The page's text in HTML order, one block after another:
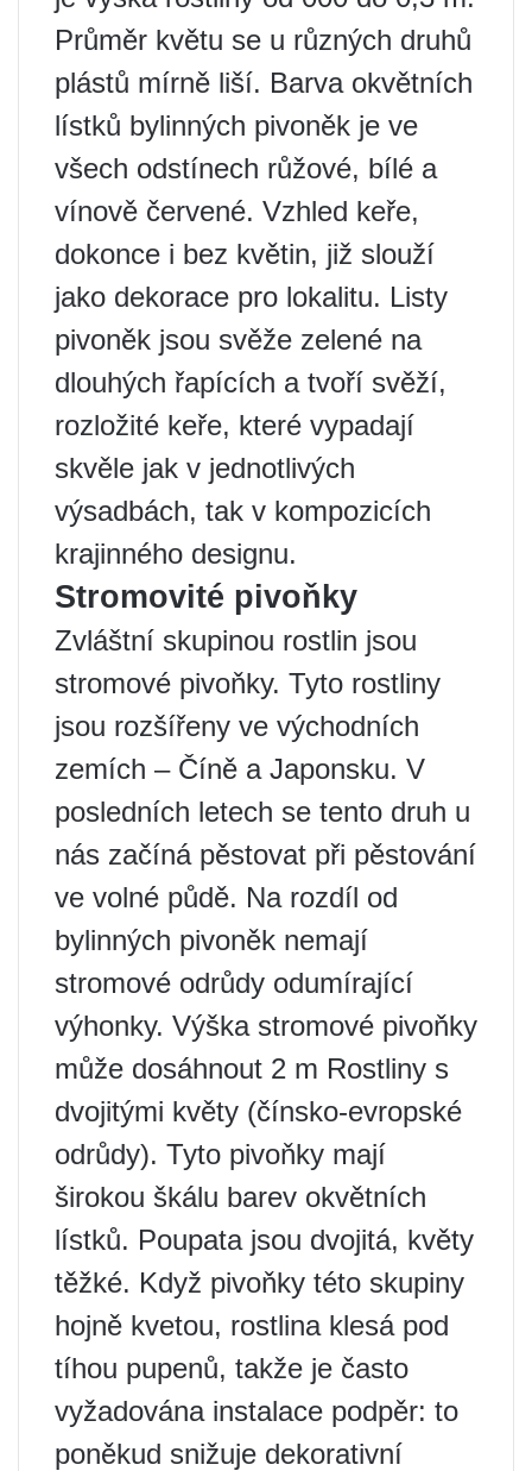
Průměr květu se u různých druhů
plástů mírně liší. Barva okvětních
lístků bylinných pivoněk je ve
všech odstínech růžové, bílé a
vínově červené. Vzhled keře,
dokonce i bez květin, již slouží
jako dekorace pro lokalitu. Listy
pivoněk jsou svěže zelené na
dlouhých řapících a tvoří svěží,
rozložité keře, které vypadají
skvěle jak v jednotlivých
výsadbách, tak v kompozicích
krajinného designu.
Stromovité pivoňky
Zvláštní skupinou rostlin jsou
stromové pivoňky. Tyto rostliny
jsou rozšířeny ve východních
zemích – Číně a Japonsku. V
posledních letech se tento druh u
nás začíná pěstovat při pěstování
ve volné půdě. Na rozdíl od
bylinných pivoněk nemají
stromové odrůdy odumírající
výhonky. Výška stromové pivoňky
může dosáhnout 2 m Rostliny s
dvojitými květy (čínsko-evropské
odrůdy). Tyto pivoňky mají
širokou škálu barev okvětních
lístků. Poupata jsou dvojitá, květy
těžké. Když pivoňky této skupiny
hojně kvetou, rostlina klesá pod
tíhou pupenů, takže je často
vyžadována instalace podpěr: to
poněkud snižuje dekorativní